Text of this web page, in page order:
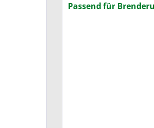
Passend für